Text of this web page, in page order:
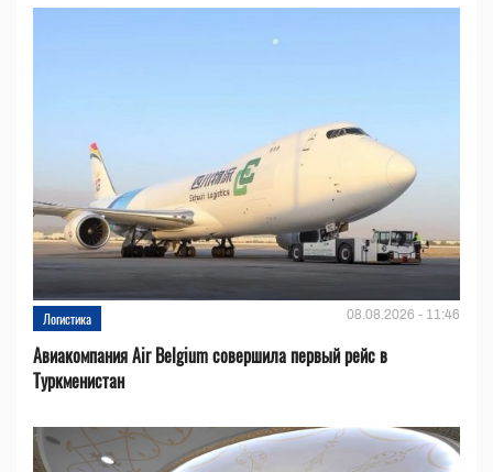
Логистика 08.08.2026 - 11:46
Авиакомпания Air Belgium совершила первый рейс в
Туркменистан